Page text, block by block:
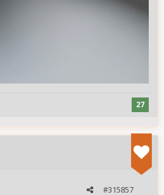
27
#315857